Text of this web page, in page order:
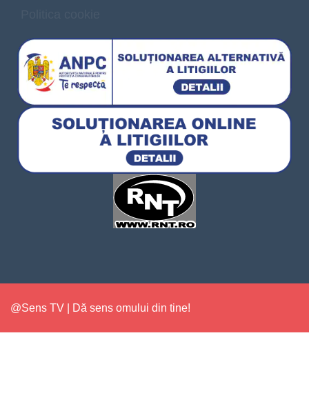
@Sens TV | Dă sens omului din tine!